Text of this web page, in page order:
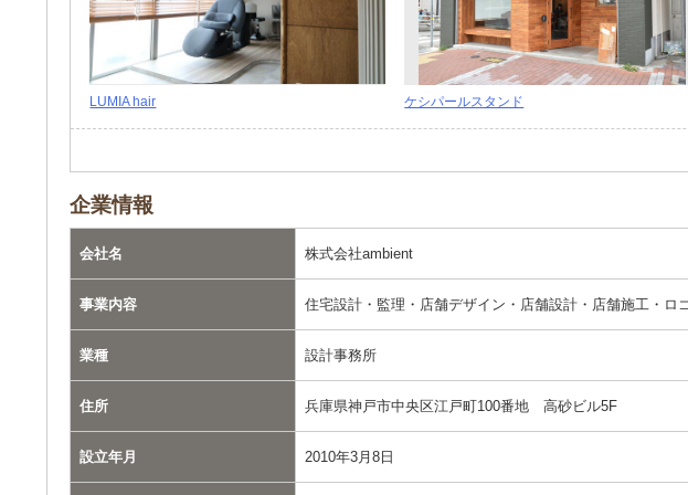
LUMIA hair ケシパールスタンド
企業情報
会社名 株式会社ambient
事業内容 住宅設計・監理・店舗デザイン・店舗設計・店舗施工・ロ
業種 設計事務所
住所 兵庫県神戸市中央区江戸町100番地 高砂ビル5F
設立年月 2010年3月8日